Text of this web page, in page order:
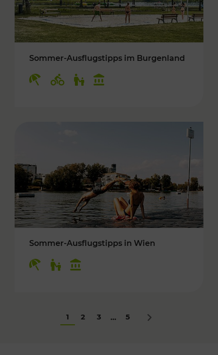
Sommer-Ausflugstipps im Burgenland
Sommer-Ausflugstipps in Wien
1 2 3 ... 5 Nächstes